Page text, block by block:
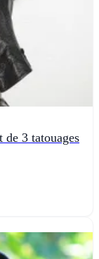
3 tatouages